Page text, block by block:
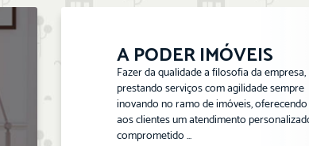
ENVIAR
A PODER IMÓVEIS
Fazer da qualidade a filosofia da empresa,
prestando serviços com agilidade sempre
inovando no ramo de imóveis, oferecendo
aos clientes um atendimento
comprometido ...